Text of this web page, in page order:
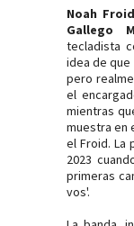
Noah Froid
Gallego
tecladista
idea de que
pero
el
mientras
muestra en
el Froid. La
2023
primeras
vos'.